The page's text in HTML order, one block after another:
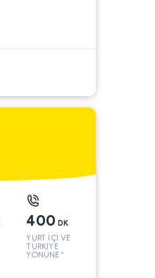
400 DK
YURT İÇİ VE
TÜRKİYE
YÖNÜNE*